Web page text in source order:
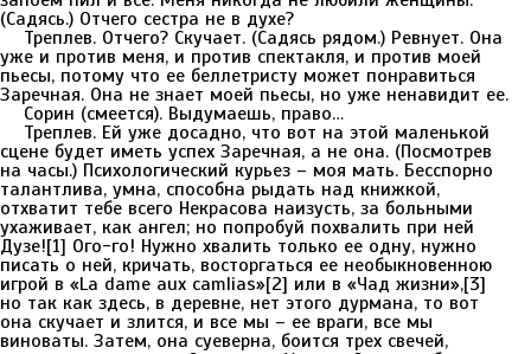
(Садясь.) Отчего сестра не в духе?
Треплев. Отчего? Скучает. (Садясь рядом.) Ревнует. Она
уже и против меня, и против спектакля, и против моей
пьесы, потому что ее беллетристу может понравиться
Заречная. Она не знает моей пьесы, но уже ненавидит ее.
Сорин (смеется). Выдумаешь, право…
Треплев. Ей уже досадно, что вот на этой маленькой
сцене будет иметь успех Заречная, а не она. (Посмотрев
на часы.) Психологический курьез – моя мать. Бесспорно
талантлива, умна, способна рыдать над книжкой,
отхватит тебе всего Некрасова наизусть, за больными
ухаживает, как ангел; но попробуй похвалить при ней
Дузе![1] Ого-го! Нужно хвалить только ее одну, нужно
писать о ней, кричать, восторгаться ее необыкновенною
игрой в «La dame aux camlias»[2] или в «Чад жизни»,[3]
но так как здесь, в деревне, нет этого дурмана, то вот
она скучает и злится, и все мы – ее враги, все мы
виноваты. Затем, она суеверна, боится трех свечей,